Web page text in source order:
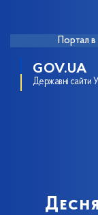
Портал в
GOV.UA
Державні сайти